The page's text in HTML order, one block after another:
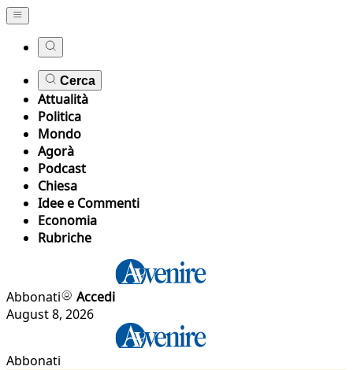
Cerca
Attualità
Politica
Mondo
Agorà
Podcast
Chiesa
Idee e Commenti
Economia
Rubriche
Abbonati
Accedi
August 8, 2026
Abbonati